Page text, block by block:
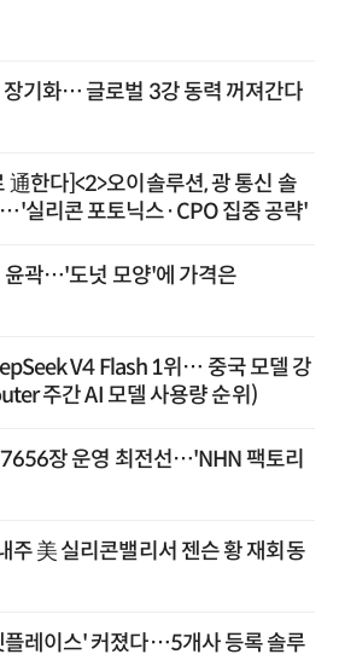
기화… 글로벌 3강 동력 꺼져간다
通한다]<2>오이솔루션, 광 통신 솔
실리콘 포토닉스·CPO 집중 공략'
윤곽…'도넛 모양'에 가격은
V4 Flash 1위… 중국 모델 강
주간 AI 모델 사용량 순위)
7656장 운영 최전선…'NHN 팩토리
주 美 실리콘밸리서 젠슨 황 재회동
플레이스' 커졌다…5개사 등록 솔루